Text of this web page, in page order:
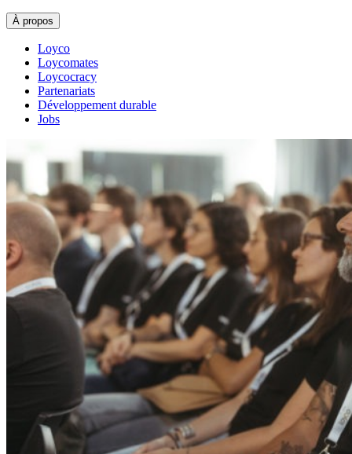
À propos
Loyco
Loycomates
Loycocracy
Partenariats
Développement durable
Jobs